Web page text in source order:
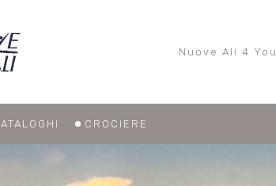
Nuove Ali 4 You
CROCIERE